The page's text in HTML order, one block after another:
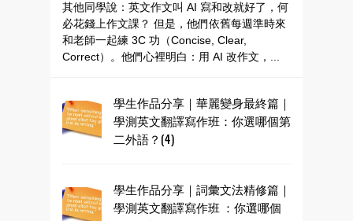
其他同學說：英文作文叫 AI 寫和改就好了，何
必花錢上作文課？ 但是，他們依舊每週準時來
和老師一起練 3C 功（Concise, Clear,
Correct）。他們心裡明白：用 AI 改作文，...
學生作品分享｜華麗變身最終篇｜
學測英文翻譯寫作班：你選哪個第
二外語？(4)
學生作品分享｜詞彙文法精修篇｜
學測英文翻譯寫作班 ：你選哪個